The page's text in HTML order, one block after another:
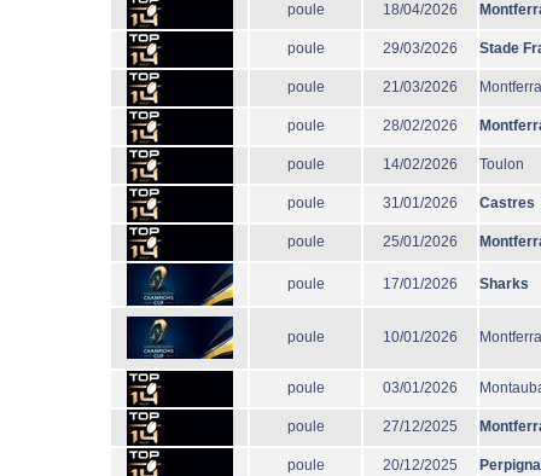
poule 18/04/2026
poule 29/03/2026 Stade
poule 21/03/2026
poule 28/02/2026
poule 14/02/2026 Toulon
poule 31/01/2026 Castres
poule 25/01/2026
poule 17/01/2026 Sharks
poule 10/01/2026
poule 03/01/2026
poule 27/12/2025
poule 20/12/2025